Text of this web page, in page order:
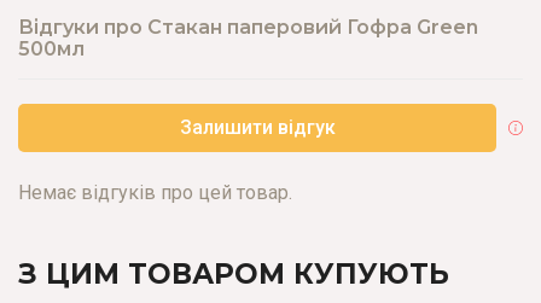
Відгуки про Стакан паперовий Гофра Green
500мл
Залишити відгук
Немає відгуків про цей товар.
З ЦИМ ТОВАРОМ КУПУЮТЬ